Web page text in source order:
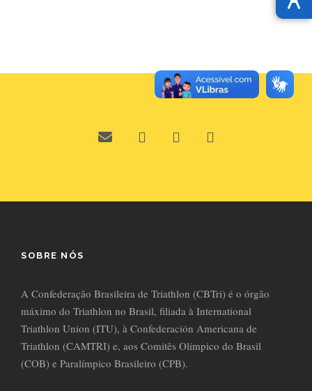
SOBRE NÓS
A Confederação Brasileira de Triathlon (CBTri) é o órgão
máximo do Triathlon no Brasil, filiada à International
Triathlon Union (ITU), à Confederación Americana de
Triathlon (CAMTRI) e, aos Comitês Olímpico do Brasil
(COB) e Paralímpico Brasileiro (CPB).